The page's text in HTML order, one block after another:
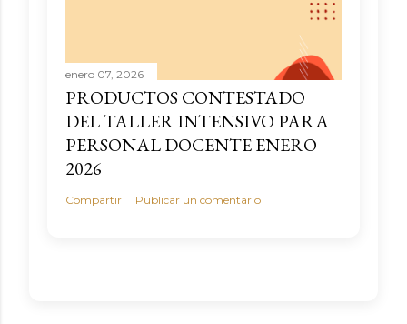
enero 07, 2026
PRODUCTOS CONTESTADO
DEL TALLER INTENSIVO PARA
PERSONAL DOCENTE ENERO
2026
Compartir Publicar un comentario